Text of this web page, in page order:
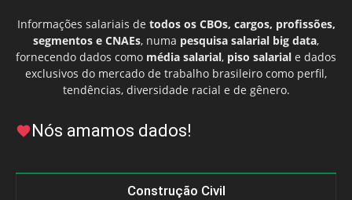
Informações salariais de todos os CBOs, cargos, profissões,
segmentos e CNAEs, numa pesquisa salarial big data,
fornecendo dados como média salarial, piso salarial e dados
exclusivos do mercado de trabalho brasileiro como perfil,
tendências, diversidade racial e de gênero.
Nós amamos dados!
Construção Civil